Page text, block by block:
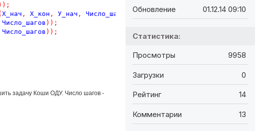
Х_нач , Х_кон , У_нач , Число_шагов
));
Число_шагов ));
Число_шагов ));
задачу Коши ОДУ. Число шагов -
Обновление 01.12.14 09:10
Статистика:
Просмотры 9958
Загрузки 0
Рейтинг 14
Комментарии 13